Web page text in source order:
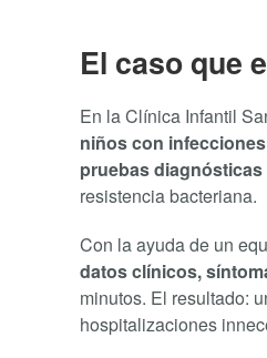
El caso que
En la Clínica Infantil
niños con
pruebas
resistencia bacteriana.
Con la ayuda de un
datos clínicos,
minutos. El resultado:
hospitalizaciones